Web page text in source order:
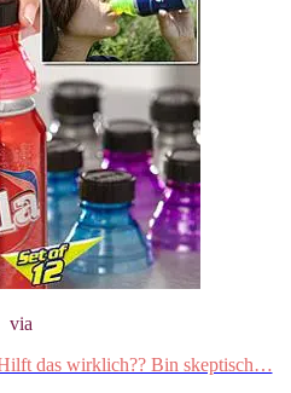
via
das wirklich?? Bin skeptisch…